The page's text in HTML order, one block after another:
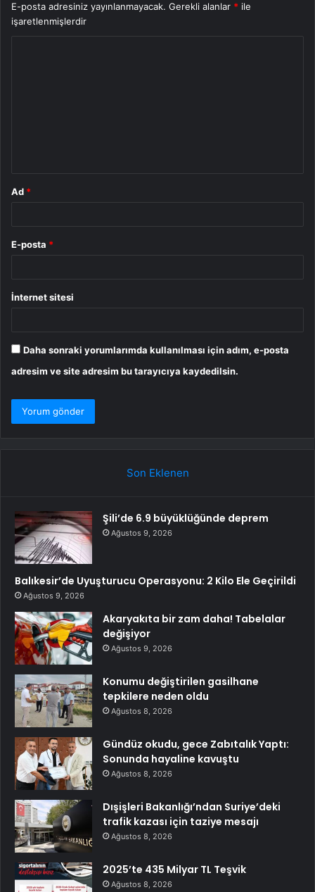
E-posta adresiniz yayınlanmayacak. Gerekli alanlar * ile
işaretlenmişlerdir
Ad *
E-posta *
İnternet sitesi
Daha sonraki yorumlarımda kullanılması için adım, e-posta
adresim ve site adresim bu tarayıcıya kaydedilsin.
Son Eklenen
Şili’de 6.9 büyüklüğünde deprem
Ağustos 9, 2026
Balıkesir’de Uyuşturucu Operasyonu: 2 Kilo Ele Geçirildi
Ağustos 9, 2026
Akaryakıta bir zam daha! Tabelalar
değişiyor
Ağustos 9, 2026
Konumu değiştirilen gasilhane
tepkilere neden oldu
Ağustos 8, 2026
Gündüz okudu, gece Zabıtalık Yaptı:
Sonunda hayaline kavuştu
Ağustos 8, 2026
Dışişleri Bakanlığı’ndan Suriye’deki
trafik kazası için taziye mesajı
Ağustos 8, 2026
2025’te 435 Milyar TL Teşvik
Ağustos 8, 2026